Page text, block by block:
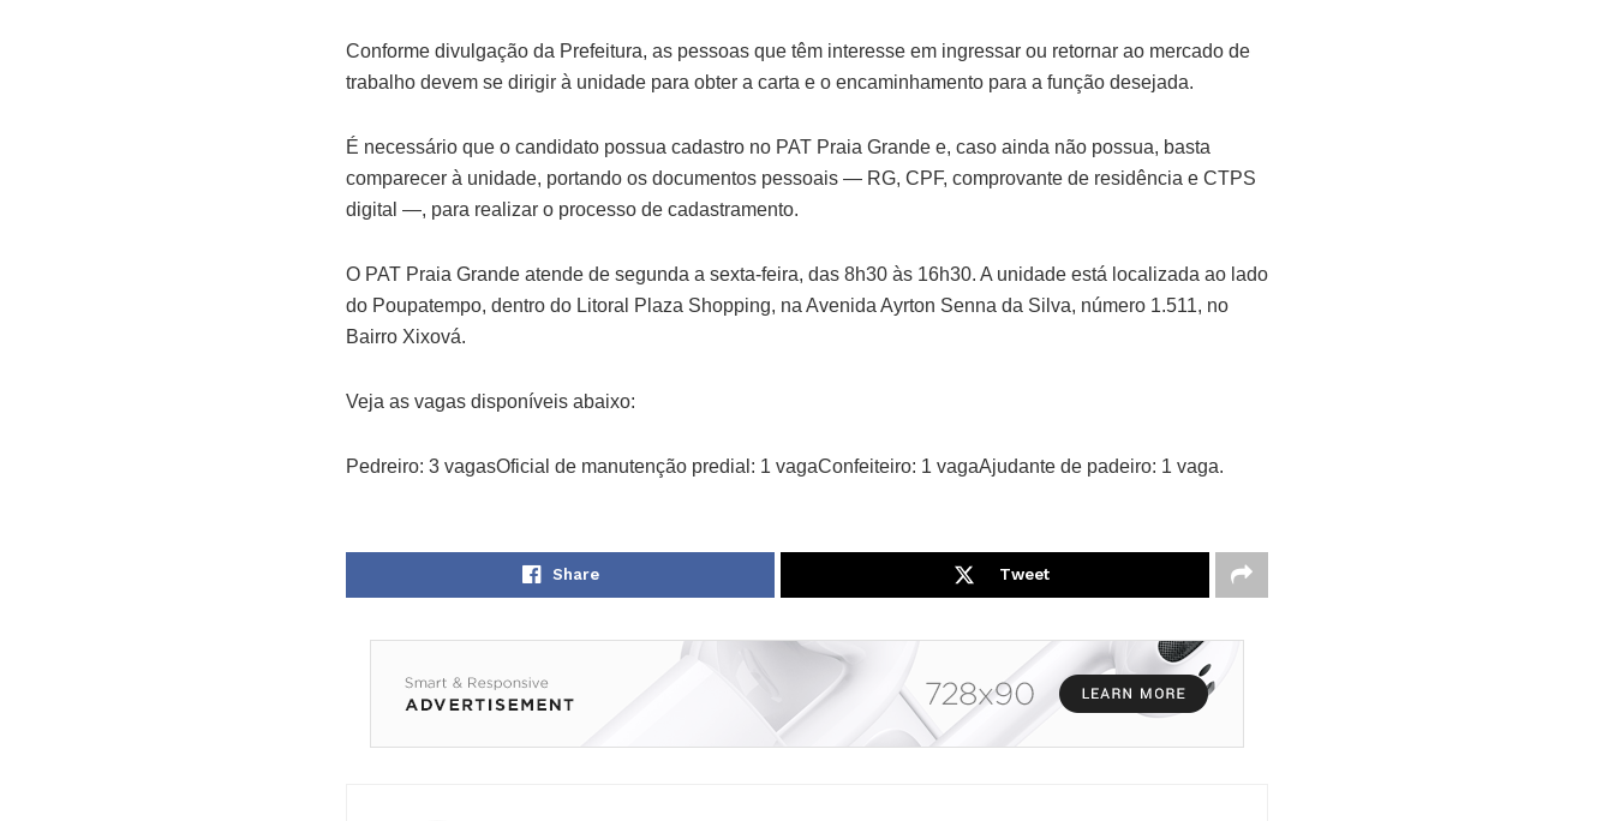
Conforme divulgação da Prefeitura, as pessoas que têm interesse em ingressar ou retornar ao mercado de
trabalho devem se dirigir à unidade para obter a carta e o encaminhamento para a função desejada.
É necessário que o candidato possua cadastro no PAT Praia Grande e, caso ainda não possua, basta
comparecer à unidade, portando os documentos pessoais — RG, CPF, comprovante de residência e CTPS
digital —, para realizar o processo de cadastramento.
O PAT Praia Grande atende de segunda a sexta-feira, das 8h30 às 16h30. A unidade está localizada ao lado
do Poupatempo, dentro do Litoral Plaza Shopping, na Avenida Ayrton Senna da Silva, número 1.511, no
Bairro Xixová.
Veja as vagas disponíveis abaixo:
Pedreiro: 3 vagasOficial de manutenção predial: 1 vagaConfeiteiro: 1 vagaAjudante de padeiro: 1 vaga.
Share Tweet